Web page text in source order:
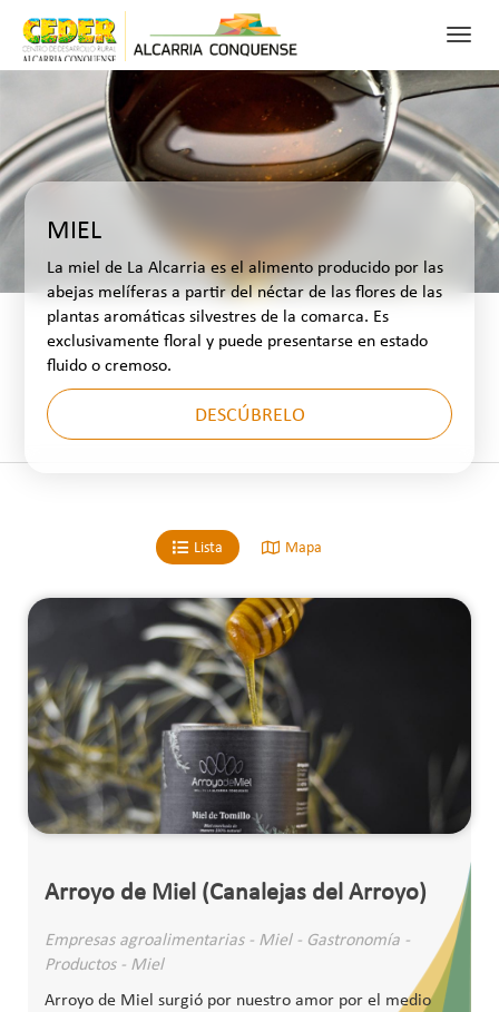
0
FAV BUSCAR RECURSOS
PATRIMONIO
ACTIVIDADES PARA DISFRUTAR
CONÓCENOS
MIEL
La miel de La Alcarria es el alimento producido por las
abejas melíferas a partir del néctar de las flores de las
plantas aromáticas silvestres de la comarca. Es
exclusivamente floral y puede presentarse en estado
fluido o cremoso.
DESCÚBRELO
Lista Mapa
Arroyo de Miel (Canalejas del Arroyo)
Empresas agroalimentarias - Miel - Gastronomía -
Productos - Miel
Arroyo de Miel surgió por nuestro amor por el medio